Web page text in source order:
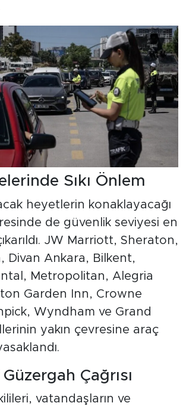
Sıkı Önlem
heyetlerin konaklayacağı
de güvenlik seviyesi en
JW Marriott, Sheraton,
Divan Ankara, Bilkent,
Metropolitan, Alegria
Garden Inn, Crowne
Wyndham ve Grand
yakın çevresine araç
Çağrısı
vatandaşların ve